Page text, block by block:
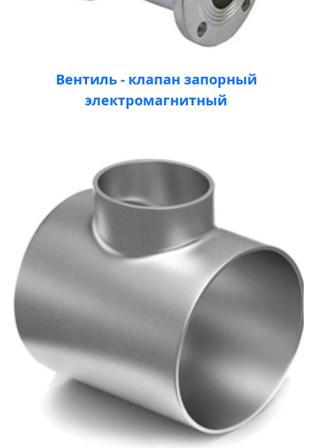
Вентиль - клапан запорный
электромагнитный